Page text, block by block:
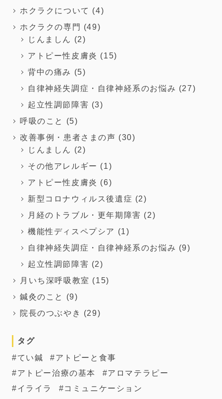
ホクラクについて (4)
ホクラクの専門 (49)
じんましん (2)
アトピー性皮膚炎 (15)
背中の痛み (5)
自律神経失調症・自律神経系のお悩み (27)
起立性調節障害 (3)
呼吸のこと
(5)
改善事例・患者さまの声 (30)
じんましん (2)
その他アレルギー (1)
アトピー性皮膚炎 (6)
新型コロナウィルス後遺症 (2)
月経のトラブル・更年期障害 (2)
機能性ディスペプシア (1)
自律神経失調症・自律神経系のお悩み (9)
起立性調節障害 (2)
月いち深呼吸教室 (15)
鍼灸のこと
(9)
院長のつぶやき
(29)
タグ
てい鍼
アトピーと食事
アトピー治療の基本
アロマテラピー
イライラ
コミュニケーション